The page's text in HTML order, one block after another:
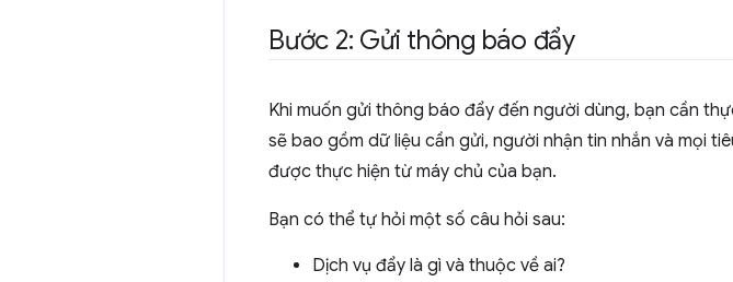
Bước 2: Gửi thông báo đẩy
Khi muốn gửi thông báo đẩy đến người dùng, bạn cần
sẽ bao gồm dữ liệu cần gửi, người nhận tin nhắn và mọi
được thực hiện từ máy chủ của bạn.
Bạn có thể tự hỏi một số câu hỏi sau:
Dịch vụ đẩy là gì và thuộc về ai?